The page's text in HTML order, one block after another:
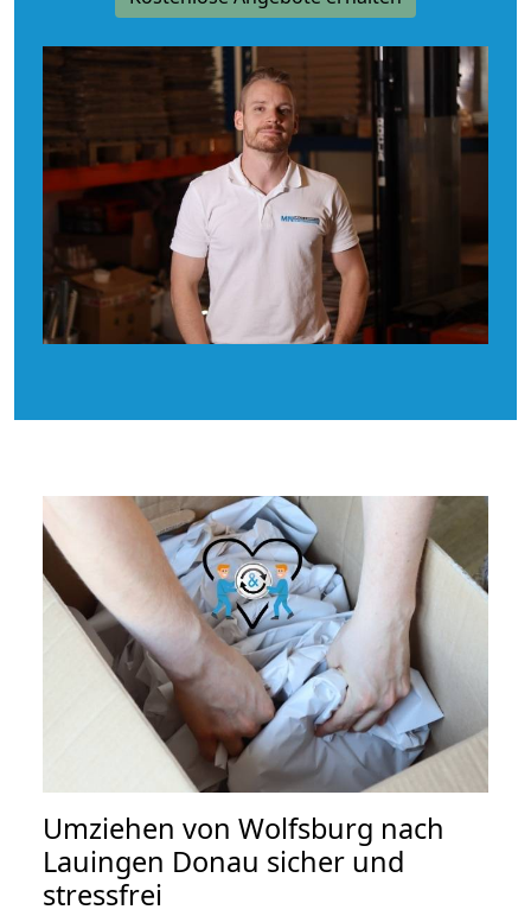
Umziehen von Wolfsburg nach
Lauingen Donau sicher und
stressfrei